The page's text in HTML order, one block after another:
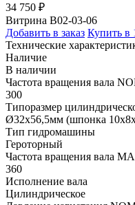
34 750 ₽
Витрина B02-03-06
Добавить в заказ Купить в
Технические
Наличие
В наличии
Частота вращения вала
300
Типоразмер
Ø32x56,5мм (шпонка
Тип гидромашины
Героторный
Частота вращения вала
360
Исполнение вала
Цилиндрическое